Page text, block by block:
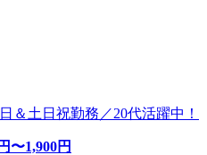
＆土日祝勤務／20代活躍中！
円〜1,900円